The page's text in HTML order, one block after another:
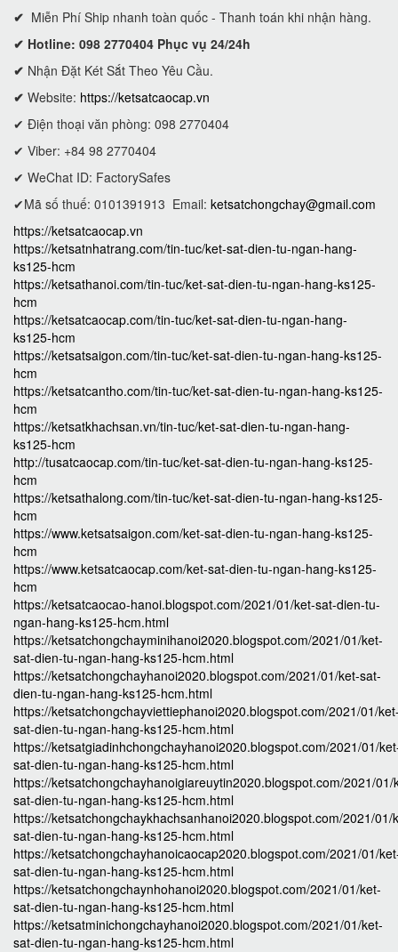
✔ Miễn Phí Ship nhanh toàn quốc - Thanh toán khi nhận hàng.
✔ Hotline: 098 2770404 Phục vụ 24/24h
✔ Nhận Đặt Két Sắt Theo Yêu Cầu.
✔ Website: https://ketsatcaocap.vn
✔ Điện thoại văn phòng: 098 2770404
✔ Viber: +84 98 2770404
✔ WeChat ID: FactorySafes
✔Mã số thuế: 0101391913 Email: ketsatchongchay@gmail.com
https://ketsatcaocap.vn
https://ketsatnhatrang.com/tin-tuc/ket-sat-dien-tu-ngan-hang-
ks125-hcm
https://ketsathanoi.com/tin-tuc/ket-sat-dien-tu-ngan-hang-ks125-
hcm
https://ketsatcaocap.com/tin-tuc/ket-sat-dien-tu-ngan-hang-
ks125-hcm
https://ketsatsaigon.com/tin-tuc/ket-sat-dien-tu-ngan-hang-ks125-
hcm
https://ketsatcantho.com/tin-tuc/ket-sat-dien-tu-ngan-hang-ks125-
hcm
https://ketsatkhachsan.vn/tin-tuc/ket-sat-dien-tu-ngan-hang-
ks125-hcm
http://tusatcaocap.com/tin-tuc/ket-sat-dien-tu-ngan-hang-ks125-
hcm
https://ketsathalong.com/tin-tuc/ket-sat-dien-tu-ngan-hang-ks125-
hcm
https://www.ketsatsaigon.com/ket-sat-dien-tu-ngan-hang-ks125-
hcm
https://www.ketsatcaocap.com/ket-sat-dien-tu-ngan-hang-ks125-
hcm
https://ketsatcaocao-hanoi.blogspot.com/2021/01/ket-sat-dien-tu-
ngan-hang-ks125-hcm.html
https://ketsatchongchayminihanoi2020.blogspot.com/2021/01/ket-
sat-dien-tu-ngan-hang-ks125-hcm.html
https://ketsatchongchayhanoi2020.blogspot.com/2021/01/ket-sat-
dien-tu-ngan-hang-ks125-hcm.html
https://ketsatchongchayviettiephanoi2020.blogspot.com/2021/01/
sat-dien-tu-ngan-hang-ks125-hcm.html
https://ketsatgiadinhchongchayhanoi2020.blogspot.com/2021/01/
sat-dien-tu-ngan-hang-ks125-hcm.html
https://ketsatchongchayhanoigiareuytin2020.blogspot.com/2021/01/
sat-dien-tu-ngan-hang-ks125-hcm.html
https://ketsatchongchaykhachsanhanoi2020.blogspot.com/2021/01/
sat-dien-tu-ngan-hang-ks125-hcm.html
https://ketsatchongchayhanoicaocap2020.blogspot.com/2021/01/
sat-dien-tu-ngan-hang-ks125-hcm.html
https://ketsatchongchaynhohanoi2020.blogspot.com/2021/01/ket-
sat-dien-tu-ngan-hang-ks125-hcm.html
https://ketsatminichongchayhanoi2020.blogspot.com/2021/01/ket-
sat-dien-tu-ngan-hang-ks125-hcm.html